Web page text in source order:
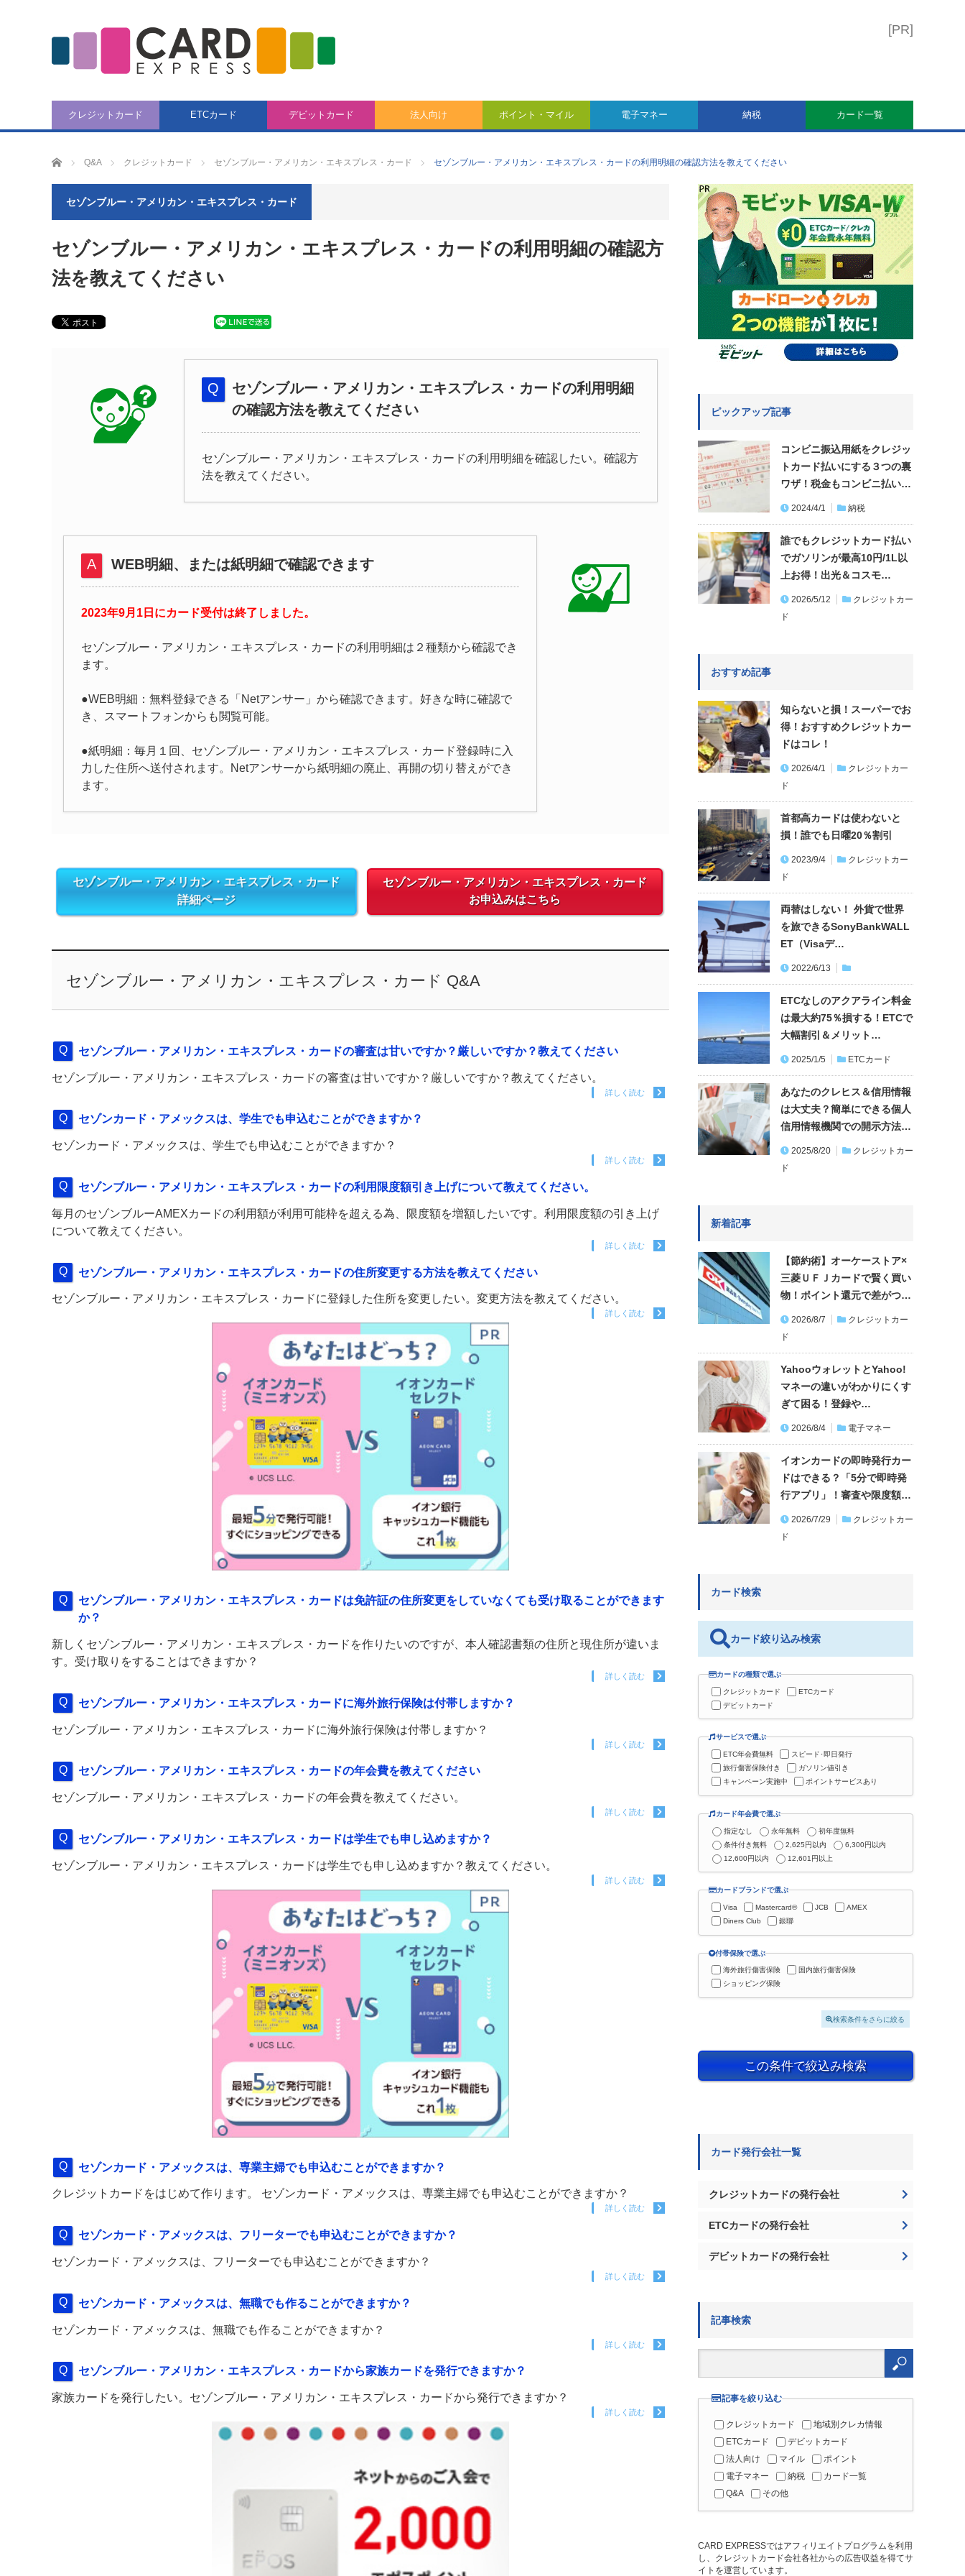
クレジットカード ETCカード デビットカード 法人向け ポイント・マイル 電子マネー 納税 カード一覧
CARD EXPRESS
Q&A クレジットカード セゾンブルー・アメリカン・エキスプレス・カード セゾンブルー・アメリカン・エキスプレス・カードの利用明細の確認方法を教えてください
セゾンブルー・アメリカン・エキスプレス・カード
セゾンブルー・アメリカン・エキスプレス・カードの利用明細の確認方
法を教えてください
セゾンブルー・アメリカン・エキスプレス・カードの利用明細
の確認方法を教えてください
セゾンブルー・アメリカン・エキスプレス・カードの利用明細を確認したい。確認方
法を教えてください。
WEB明細、または紙明細で確認できます
2023年9月1日にカード受付は終了しました。
セゾンブルー・アメリカン・エキスプレス・カードの利用明細は２種類から確認でき
ます。
●WEB明細：無料登録できる「Netアンサー」から確認できます。好きな時に確認で
き、スマートフォンからも閲覧可能。
●紙明細：毎月１回、セゾンブルー・アメリカン・エキスプレス・カード登録時に入
力した住所へ送付されます。Netアンサーから紙明細の廃止、再開の切り替えができ
ます。
セゾンブルー・アメリカン・エキスプレス・カード
詳細ページ
セゾンブルー・アメリカン・エキスプレス・カード
お申込みはこちら
セゾンブルー・アメリカン・エキスプレス・カード Q&A
セゾンブルー・アメリカン・エキスプレス・カードの審査は甘いですか？厳しいですか？教えてください
セゾンブルー・アメリカン・エキスプレス・カードの審査は甘いですか？厳しいですか？教えてください。
詳しく読む
セゾンカード・アメックスは、学生でも申込むことができますか？
セゾンカード・アメックスは、学生でも申込むことができますか？
詳しく読む
セゾンブルー・アメリカン・エキスプレス・カードの利用限度額引き上げについて教えてください。
毎月のセゾンブルーAMEXカードの利用額が利用可能枠を超える為、限度額を増額したいです。利用限度額の引き上げ
について教えてください。
詳しく読む
セゾンブルー・アメリカン・エキスプレス・カードの住所変更する方法を教えてください
セゾンブルー・アメリカン・エキスプレス・カードに登録した住所を変更したい。変更方法を教えてください。
詳しく読む
セゾンブルー・アメリカン・エキスプレス・カードは免許証の住所変更をしていなくても受け取ることができます
か？
新しくセゾンブルー・アメリカン・エキスプレス・カードを作りたいのですが、本人確認書類の住所と現住所が違いま
す。受け取りをすることはできますか？
詳しく読む
セゾンブルー・アメリカン・エキスプレス・カードに海外旅行保険は付帯しますか？
セゾンブルー・アメリカン・エキスプレス・カードに海外旅行保険は付帯しますか？
詳しく読む
セゾンブルー・アメリカン・エキスプレス・カードの年会費を教えてください
セゾンブルー・アメリカン・エキスプレス・カードの年会費を教えてください。
詳しく読む
セゾンブルー・アメリカン・エキスプレス・カードは学生でも申し込めますか？
セゾンブルー・アメリカン・エキスプレス・カードは学生でも申し込めますか？教えてください。
詳しく読む
セゾンカード・アメックスは、専業主婦でも申込むことができますか？
クレジットカードをはじめて作ります。 セゾンカード・アメックスは、専業主婦でも申込むことができますか？
詳しく読む
セゾンカード・アメックスは、フリーターでも申込むことができますか？
セゾンカード・アメックスは、フリーターでも申込むことができますか？
詳しく読む
セゾンカード・アメックスは、無職でも作ることができますか？
セゾンカード・アメックスは、無職でも作ることができますか？
詳しく読む
セゾンブルー・アメリカン・エキスプレス・カードから家族カードを発行できますか？
家族カードを発行したい。セゾンブルー・アメリカン・エキスプレス・カードから発行できますか？
詳しく読む
ピックアップ記事
コンビニ振込用紙をクレジッ
トカード払いにする３つの裏
ワザ！税金もコンビニ払い…
2024/4/1 納税
誰でもクレジットカード払い
でガソリンが最高10円/1L以
上お得！出光＆コスモ…
2026/5/12
クレジットカー
ド
おすすめ記事
知らないと損！スーパーでお
得！おすすめクレジットカー
ドはコレ！
2026/4/1
クレジットカー
ド
首都高カードは使わないと
損！誰でも日曜20％割引
2023/9/4
クレジットカー
ド
両替はしない！ 外貨で世界
を旅できるSonyBankWALL
ET（Visaデ…
2022/6/13
ETCなしのアクアライン料金
は最大約75％損する！ETCで
大幅割引＆メリット…
2025/1/5 ETCカード
あなたのクレヒス＆信用情報
は大丈夫？簡単にできる個人
信用情報機関での開示方法…
2025/8/20
クレジットカー
ド
新着記事
【節約術】オーケーストア×
三菱ＵＦＪカードで賢く買い
物！ポイント還元で差がつ…
2026/8/7
クレジットカー
ド
YahooウォレットとYahoo!
マネーの違いがわかりにくす
ぎて困る！登録や…
2026/8/4 電子マネー
イオンカードの即時発行カー
ドはできる？「5分で即時発
行アプリ」！審査や限度額…
2026/7/29
クレジットカー
ド
カード検索
カード絞り込み検索
カードの種類で選ぶ
クレジットカード
ETCカード
デビットカード
サービスで選ぶ
ETC年会費無料
スピード･即日発行
旅行傷害保険付き
ガソリン値引き
キャンペーン実施中
ポイントサービスあり
カード年会費で選ぶ
指定なし 永年無料
初年度無料
条件付き無料
2,625円以内
6,300円以内
12,600円以内
12,601円以上
カードブランドで選ぶ
Visa Mastercard® JCB
AMEX
Diners Club
銀聯
付帯保険で選ぶ
海外旅行傷害保険
国内旅行傷害保険
ショッピング保険
検索条件をさらに絞る
この条件で絞込み検索
カード発行会社一覧
クレジットカードの発行会社
ETCカードの発行会社
デビットカードの発行会社
記事検索
検
記事を絞り込む
クレジットカード
地域別クレカ情報
ETCカード
デビットカード
法人向け
マイル
ポイント
電子マネー
納税
カード一覧
Q&A
その他
CARD EXPRESSではアフィリエイトプログラムを利用
し、クレジットカード会社各社からの広告収益を得てサ
イトを運営しています。